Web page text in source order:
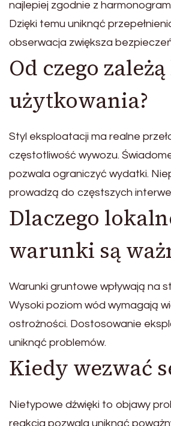
najlepiej zgodnie z
Dzięki temu uniknąć
obserwacja zwiększa
Od czego
użytkowania?
Styl eksploatacji ma realne
częstotliwość wywozu.
pozwala ograniczyć wydatki.
prowadzą do częstszych
Dlaczego
warunki są
Warunki gruntowe wpływają na
Wysoki poziom wód wymagają
ostrożności. Dostosowanie
uniknąć problemów.
Kiedy wezwać
Nietypowe dźwięki to objawy
reakcja pozwala uniknąć